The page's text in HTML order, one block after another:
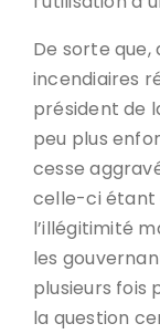
De sorte
incendiaires
président de
peu plus
cesse
celle-ci étant
l’illégitimité
les
plusieurs fois
la question